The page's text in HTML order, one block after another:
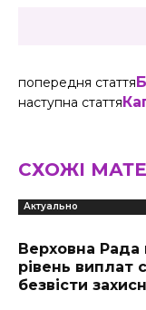
попередня стаття
наступна стаття
СХОЖІ
Актуально
Верховна Рада
рівень виплат
безвісти